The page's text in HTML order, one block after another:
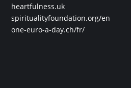
heartfulness.uk
spiritualityfoundation.org/en
one-euro-a-day.ch/fr/